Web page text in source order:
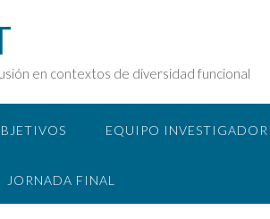
en contextos de diversidad funcional
EQUIPO INVESTIGADOR
JORNADA FINAL